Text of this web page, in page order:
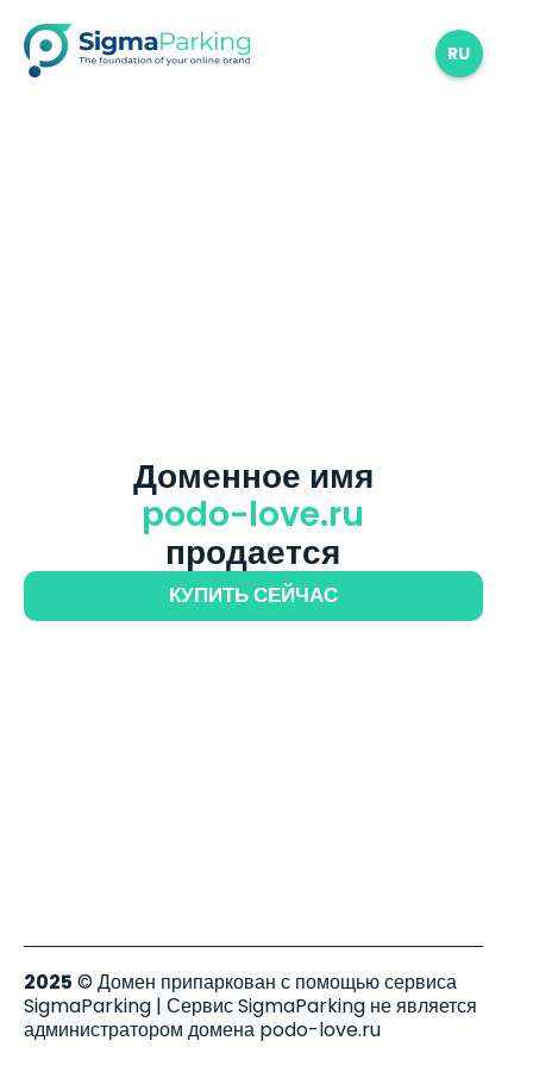
RU
Доменное имя
podo-love.ru
продается
КУПИТЬ СЕЙЧАС
2025 © Домен припаркован с помощью сервиса
SigmaParking | Сервис SigmaParking не является
администратором домена podo-love.ru